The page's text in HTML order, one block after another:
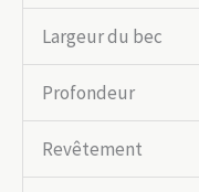
Largeur du bec
Profondeur
Revêtement